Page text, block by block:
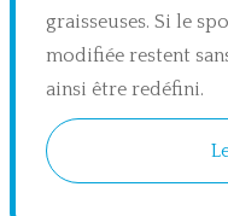
graisseuses. Si le
modifiée restent
ainsi être redéfini.